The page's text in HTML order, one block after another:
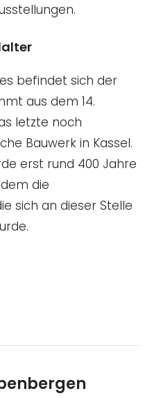
befindet sich der
aus dem 14.
letzte noch
Bauwerk in Kassel.
erst rund 400 Jahre
die
sich an dieser Stelle